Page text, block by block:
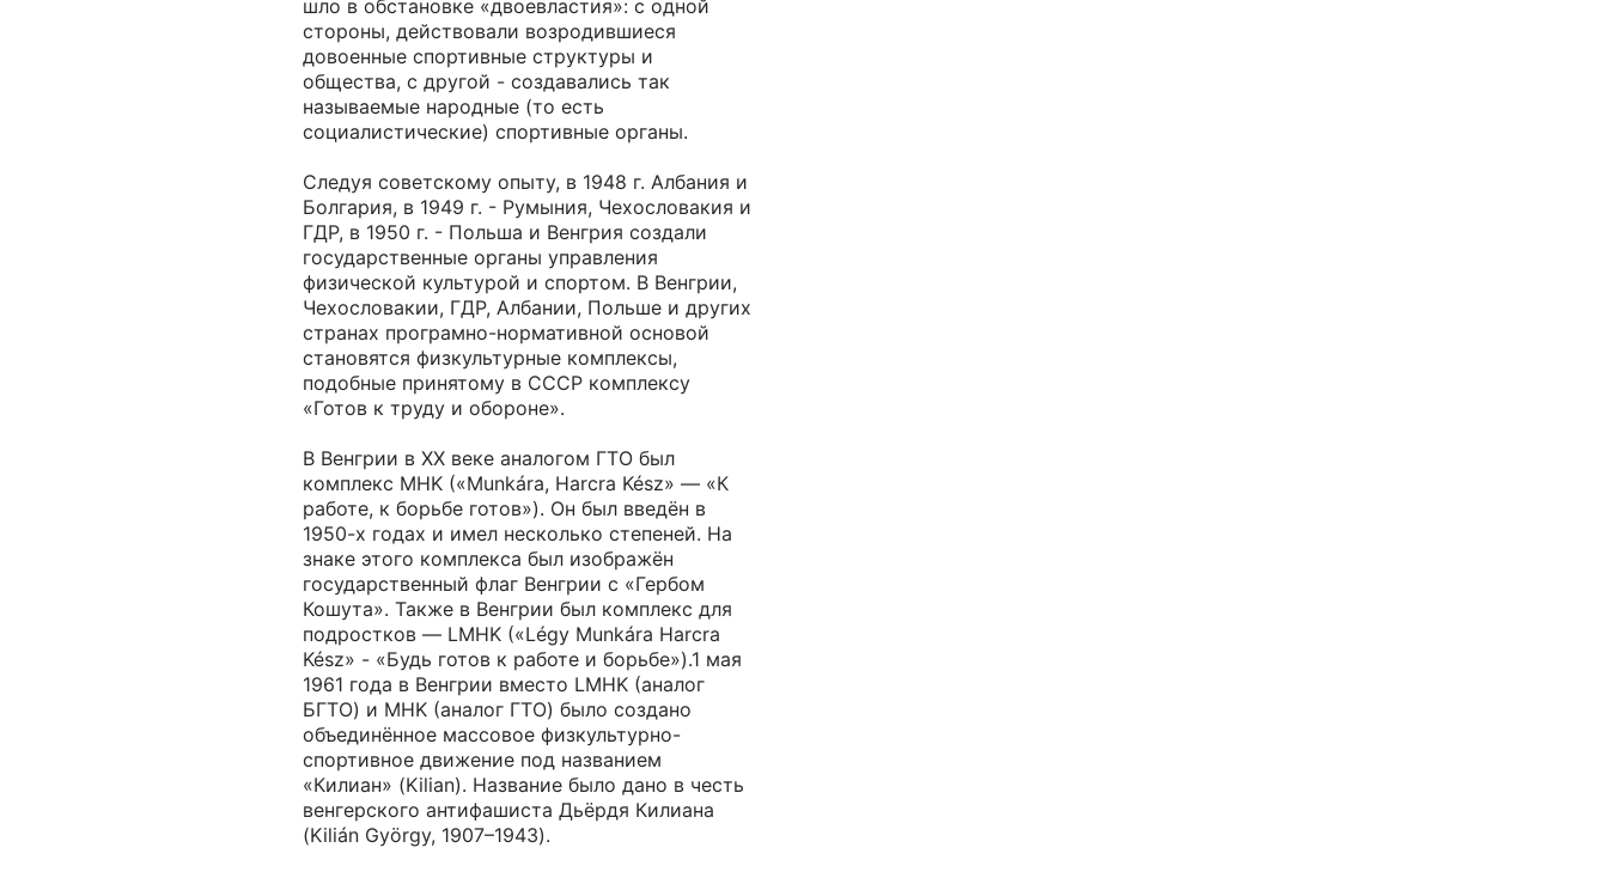
шло в обстановке «двоевластия»: с одной
стороны, действовали возродившиеся
довоенные спортивные структуры и
общества, с другой - создавались так
называемые народные (то есть
социалистические) спортивные органы.
Следуя советскому опыту, в 1948 г. Албания и
Болгария, в 1949 г. - Румыния, Чехословакия и
ГДР, в 1950 г. - Польша и Венгрия создали
государственные органы управления
физической культурой и спортом. В Венгрии,
Чехословакии, ГДР, Албании, Польше и других
странах програмно-нормативной основой
становятся физкультурные комплексы,
подобные принятому в СССР комплексу
«Готов к труду и обороне».
В Венгрии в ХХ веке аналогом ГТО был
комплекс MHK («Munkára, Harcra Kész» — «К
работе, к борьбе готов»). Он был введён в
1950-х годах и имел несколько степеней. На
знаке этого комплекса был изображён
государственный флаг Венгрии с «Гербом
Кошута». Также в Венгрии был комплекс для
подростков — LMHK («Légy Munkára Harcra
Kész» - «Будь готов к работе и борьбе»).1 мая
1961 года в Венгрии вместо LMHK (аналог
БГТО) и MHK (аналог ГТО) было создано
объединённое массовое физкультурно-
спортивное движение под названием
«Килиан» (Kilian). Название было дано в честь
венгерского антифашиста Дьёрдя Килиана
(Kilián György, 1907–1943).